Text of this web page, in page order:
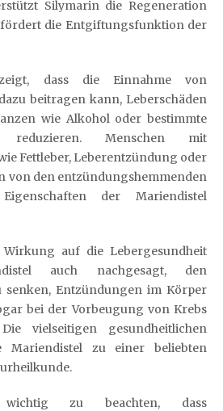
Silymarin die Regeneration
die Entgiftungsfunktion der
dass die Einnahme von
beitragen kann, Leberschäden
wie Alkohol oder bestimmte
reduzieren. Menschen mit
Fettleber, Leberentzündung oder
von den entzündungshemmenden
der Mariendistel
auf die Lebergesundheit
auch nachgesagt, den
senken, Entzündungen im Körper
bei der Vorbeugung von Krebs
vielseitigen gesundheitlichen
Mariendistel zu einer beliebten
zu beachten, dass